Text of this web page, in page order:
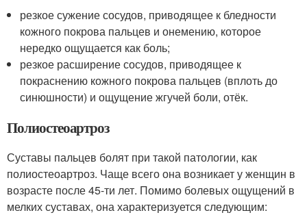
резкое сужение сосудов, приводящее к бледности
кожного покрова пальцев и онемению, которое
нередко ощущается как боль;
резкое расширение сосудов, приводящее к
покраснению кожного покрова пальцев (вплоть до
синюшности) и ощущение жгучей боли, отёк.
Полиостеоартроз
Суставы пальцев болят при такой патологии, как
полиостеоартроз. Чаще всего она возникает у женщин в
возрасте после 45-ти лет. Помимо болевых ощущений в
мелких суставах, она характеризуется следующим: